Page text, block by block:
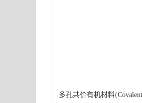
多孔共价有机材料